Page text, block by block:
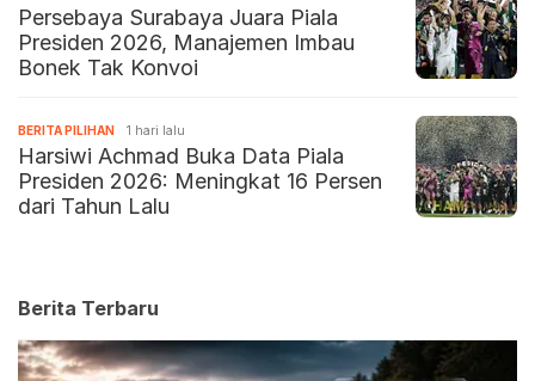
Persebaya Surabaya Juara Piala
Presiden 2026, Manajemen Imbau
Bonek Tak Konvoi
BERITA PILIHAN 1 hari lalu
Harsiwi Achmad Buka Data Piala
Presiden 2026: Meningkat 16 Persen
dari Tahun Lalu
Berita Terbaru